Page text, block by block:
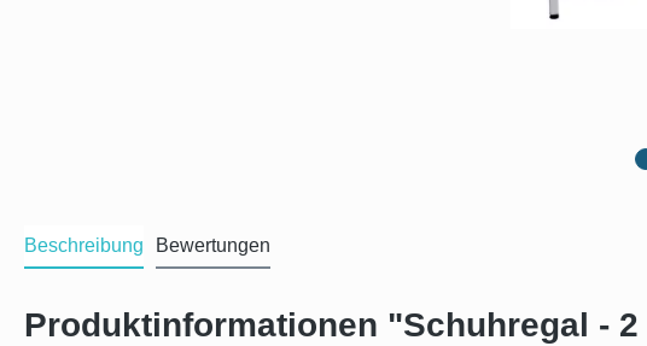
Beschreibung Bewertungen
Produktinformationen "Schuhregal -